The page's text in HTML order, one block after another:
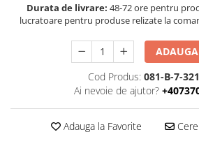
Durata de livrare: 48-72 ore pentru
lucratoare pentru produse relizate la
Cod Produs: 081-B-7-
Ai nevoie de ajutor?
Adauga la Favorite Cere